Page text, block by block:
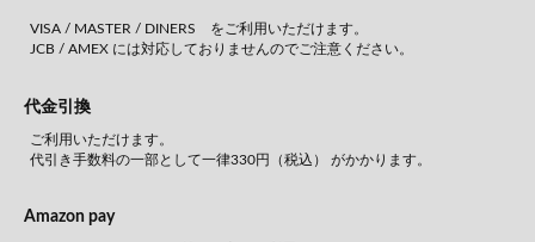
VISA / MASTER / DINERS をご利用いただけます。
JCB / AMEX には対応しておりませんのでご注意ください。
代金引換
ご利用いただけます。
代引き手数料の一部として一律330円（税込） がかかります。
Amazon pay